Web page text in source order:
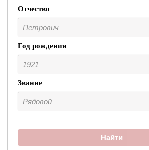
Отчество
Год рождения
Звание
Найти